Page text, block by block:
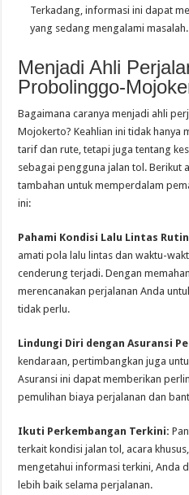
Terkadang, informasi ini dapat
yang sedang mengalami masalah.
Menjadi Ahli
Probolinggo-
Bagaimana caranya menjadi ahli
Mojokerto? Keahlian ini tidak hanya
tarif dan rute, tetapi juga tentang
sebagai pengguna jalan tol. Berikut
tambahan untuk memperdalam
ini:
Pahami Kondisi Lalu Lintas
amati pola lalu lintas dan waktu-
cenderung terjadi. Dengan
merencanakan perjalanan Anda
tidak perlu.
Lindungi Diri dengan Asuransi
kendaraan, pertimbangkan juga
Asuransi ini dapat memberikan
pemulihan biaya perjalanan dan
Ikuti Perkembangan Terkini:
terkait kondisi jalan tol, acara
mengetahui informasi terkini, Anda
lebih baik selama perjalanan.